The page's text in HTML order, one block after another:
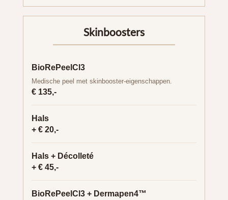
Skinboosters
BioRePeelCl3
Medische peel met skinbooster-eigenschappen.
€ 135,-
Hals
+ € 20,-
Hals + Décolleté
+ € 45,-
BioRePeelCl3 + Dermapen4™